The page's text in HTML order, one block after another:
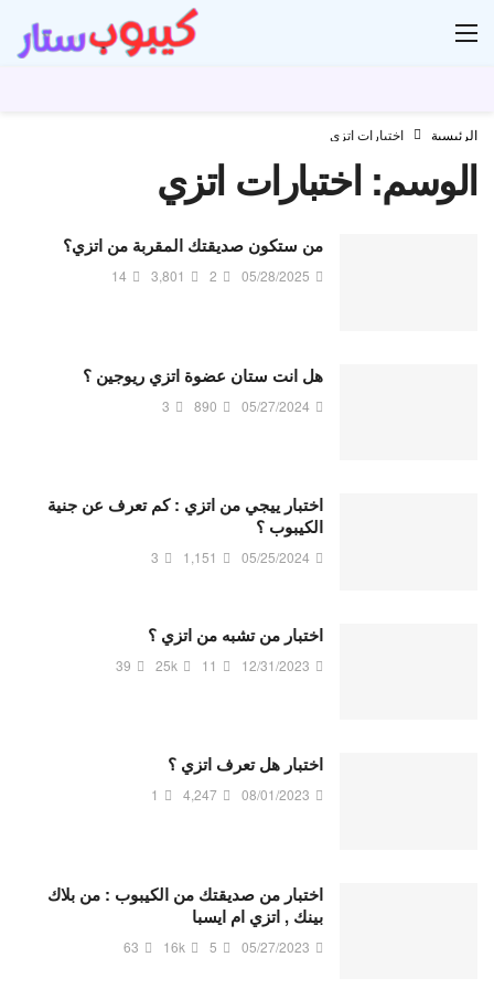
الرئيسية اختبارات اتزي
الوسم:اختبارات اتزي
من ستكون صديقتك المقربة من اتزي؟
05/28/2025
2
3,801
14
هل انت ستان عضوة اتزي ريوجين ؟
05/27/2024
890
3
اختبار ييجي من اتزي : كم تعرف عن جنية
الكيبوب ؟
05/25/2024
1,151
3
اختبار من تشبه من اتزي ؟
12/31/2023
11
25k
39
اختبار هل تعرف اتزي ؟
08/01/2023
4,247
1
اختبار من صديقتك من الكيبوب : من بلاك
بينك , اتزي ام ايسبا
05/27/2023
5
16k
63